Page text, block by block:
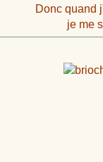
Donc quand
je me